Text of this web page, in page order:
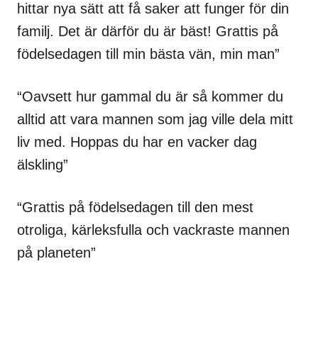
hittar nya sätt att få saker att funger för din
familj. Det är därför du är bäst! Grattis på
födelsedagen till min bästa vän, min man”
“Oavsett hur gammal du är så kommer du
alltid att vara mannen som jag ville dela mitt
liv med. Hoppas du har en vacker dag
älskling”
“Grattis på födelsedagen till den mest
otroliga, kärleksfulla och vackraste mannen
på planeten”